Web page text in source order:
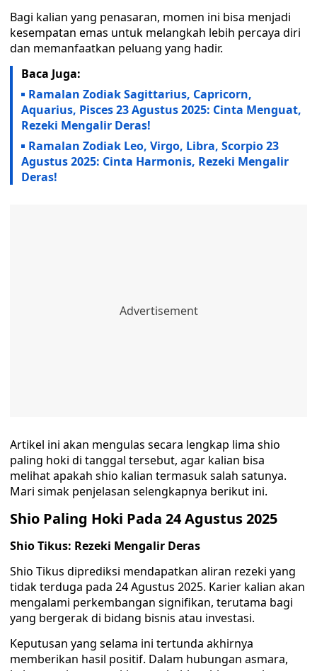
Bagi kalian yang penasaran, momen ini bisa menjadi
kesempatan emas untuk melangkah lebih percaya diri
dan memanfaatkan peluang yang hadir.
Baca Juga:
Ramalan Zodiak Sagittarius, Capricorn,
Aquarius, Pisces 23 Agustus 2025: Cinta Menguat,
Rezeki Mengalir Deras!
Ramalan Zodiak Leo, Virgo, Libra, Scorpio 23
Agustus 2025: Cinta Harmonis, Rezeki Mengalir
Deras!
Artikel ini akan mengulas secara lengkap lima shio
paling hoki di tanggal tersebut, agar kalian bisa
melihat apakah shio kalian termasuk salah satunya.
Mari simak penjelasan selengkapnya berikut ini.
Shio Paling Hoki Pada 24 Agustus 2025
Shio Tikus: Rezeki Mengalir Deras
Shio Tikus diprediksi mendapatkan aliran rezeki yang
tidak terduga pada 24 Agustus 2025. Karier kalian akan
mengalami perkembangan signifikan, terutama bagi
yang bergerak di bidang bisnis atau investasi.
Keputusan yang selama ini tertunda akhirnya
memberikan hasil positif. Dalam hubungan asmara,